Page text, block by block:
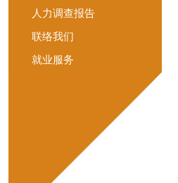
人力调查报告
联络我们
就业服务